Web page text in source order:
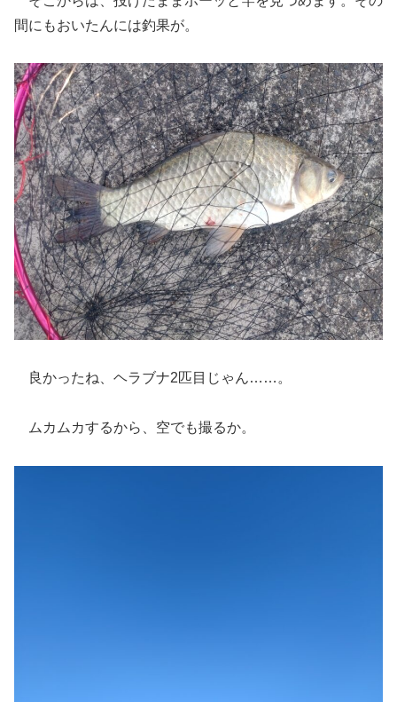
間にもおいたんには釣果が。
良かったね、ヘラブナ2匹目じゃん……。
ムカムカするから、空でも撮るか。